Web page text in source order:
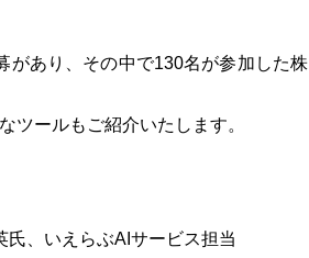
があり、その中で130名が参加した株
ツールもご紹介いたします。
、いえらぶAIサービス担当